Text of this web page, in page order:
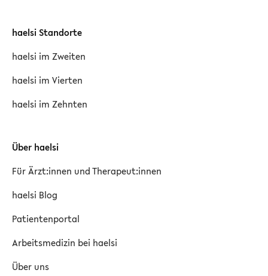
haelsi Standorte
haelsi im Zweiten
haelsi im Vierten
haelsi im Zehnten
Über haelsi
Für Ärzt:innen und Therapeut:innen
haelsi Blog
Patientenportal
Arbeitsmedizin bei haelsi
Über uns